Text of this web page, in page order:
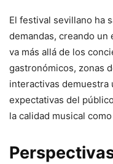
El festival sevillano ha
demandas, creando
va más allá de los
gastronómicos, zonas
interactivas demuestra
expectativas del
la calidad musical